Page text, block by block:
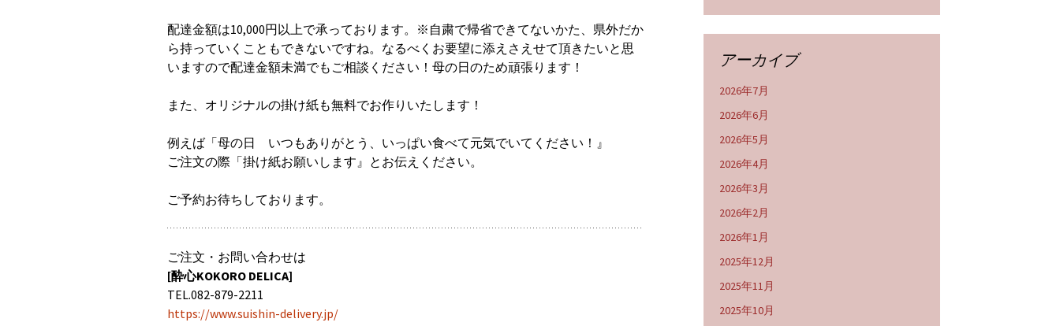
配達金額は10,000円以上で承っております。※自粛で帰省できてないかた、県外だか
ら持っていくこともできないですね。なるべくお要望に添えさえせて頂きたいと思
いますので配達金額未満でもご相談ください！母の日のため頑張ります！
また、オリジナルの掛け紙も無料でお作りいたします！
例えば「母の日 いつもありがとう、いっぱい食べて元気でいてください！』
ご注文の際「掛け紙お願いします』とお伝えください。
ご予約お待ちしております。
ご注文・お問い合わせは
[酔心KOKORO DELICA]
TEL.082-879-2211
https://www.suishin-delivery.jp/
アーカイブ
2026年7月
2026年6月
2026年5月
2026年4月
2026年3月
2026年2月
2026年1月
2025年12月
2025年11月
2025年10月